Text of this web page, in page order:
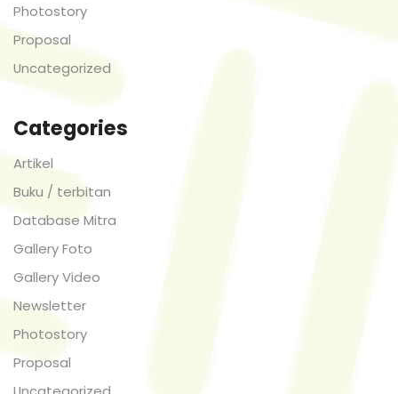
Photostory
Proposal
Uncategorized
Categories
Artikel
Buku / terbitan
Database Mitra
Gallery Foto
Gallery Video
Newsletter
Photostory
Proposal